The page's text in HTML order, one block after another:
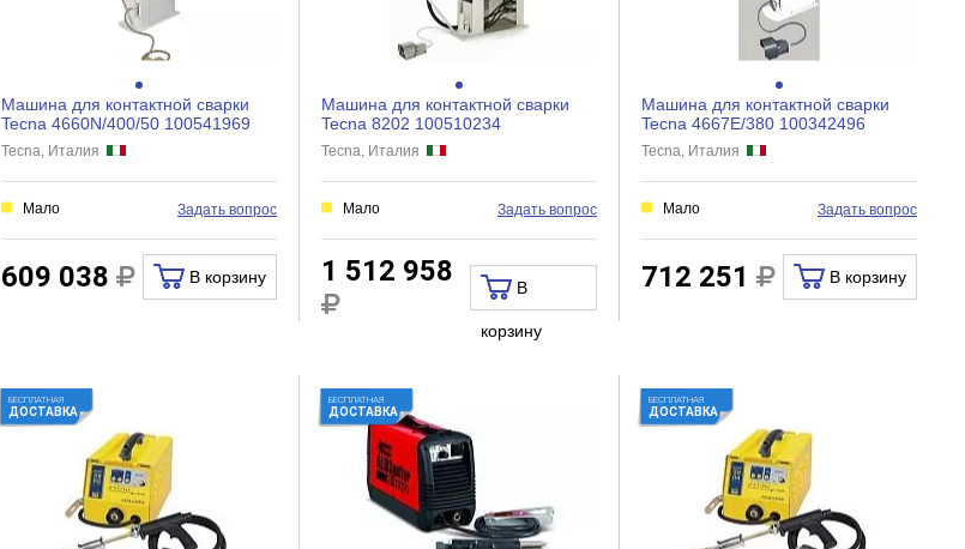
Машина для контактной сварки
Tecna 4660N/400/50 100541969
Tecna, Италия
Мало Задать вопрос
609 038 В корзину
Машина для контактной сварки
Tecna 8202 100510234
Tecna, Италия
Мало Задать вопрос
1 512 958 В
корзину
Машина для контактной сварки
Tecna 4667E/380 100342496
Tecna, Италия
Мало Задать вопрос
712 251 В корзину
БЕСПЛАТНАЯ
ДОСТАВКА
БЕСПЛАТНАЯ
ДОСТАВКА
БЕСПЛАТНАЯ
ДОСТАВКА